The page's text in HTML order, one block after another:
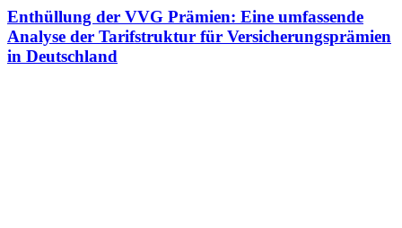
Enthüllung der VVG Prämien: Eine umfassende
Analyse der Tarifstruktur für Versicherungsprämien
in Deutschland